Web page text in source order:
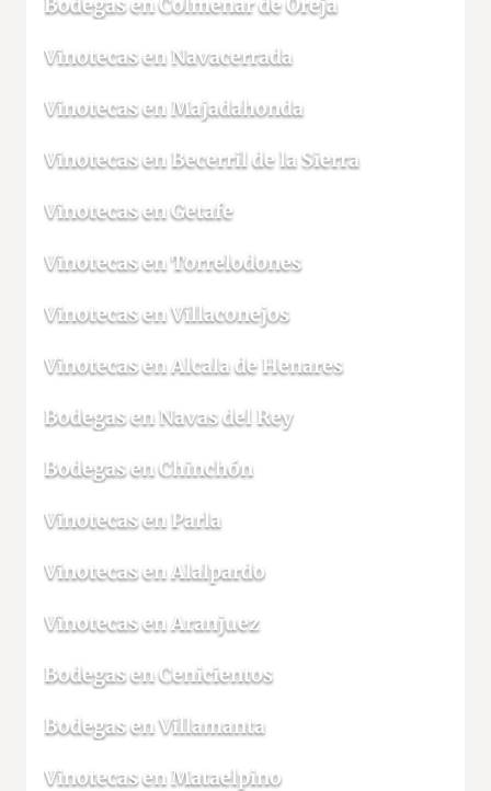
Vinotecas en Navacerrada
Vinotecas en Majadahonda
Vinotecas en Becerril de la Sierra
Vinotecas en Getafe
Vinotecas en Torrelodones
Vinotecas en Villaconejos
Vinotecas en Alcala de Henares
Bodegas en Navas del Rey
Bodegas en Chinchón
Vinotecas en Parla
Vinotecas en Alalpardo
Vinotecas en Aranjuez
Bodegas en Cenicientos
Bodegas en Villamanta
Vinotecas en Mataelpino